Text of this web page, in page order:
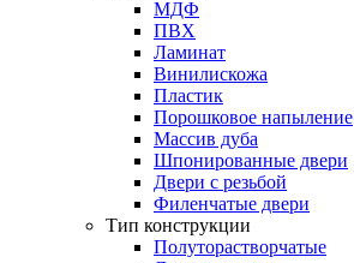
МДФ
ПВХ
Ламинат
Винилискожа
Пластик
Порошковое напыление
Массив дуба
Шпонированные двери
Двери с резьбой
Филенчатые двери
Тип конструкции
Полуторастворчатые